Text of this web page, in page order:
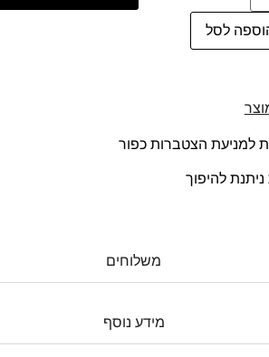
לסל
למניעת הצטברות כפור
ניתנת להיפוך
משלוחים
מידע נוסף